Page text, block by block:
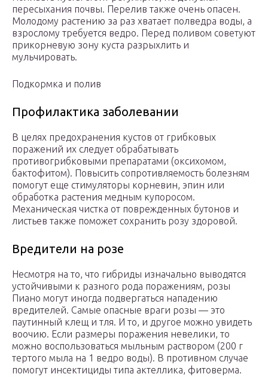
пересыхания почвы. Перелив также очень опасен.
Молодому растению за раз хватает полведра воды, а
взрослому требуется ведро. Перед поливом советуют
прикорневую зону куста разрыхлить и
мульчировать.
Подкормка и полив
Профилактика заболевании
В целях предохранения кустов от грибковых
поражений их следует обрабатывать
противогрибковыми препаратами (оксихомом,
бактофитом). Повысить сопротивляемость болезням
помогут еще стимуляторы корневин, эпин или
обработка растения медным купоросом.
Механическая чистка от поврежденных бутонов и
листьев также поможет сохранить розу здоровой.
Вредители на розе
Несмотря на то, что гибриды изначально выводятся
устойчивыми к разного рода поражениям, розы
Пиано могут иногда подвергаться нападению
вредителей. Самые опасные враги розы — это
паутинный клещ и тля. И то, и другое можно увидеть
воочию. Если размеры поражения невелики, то
можно воспользоваться мыльным раствором (200 г
тертого мыла на 1 ведро воды). В противном случае
помогут инсектициды типа актеллика, фитоверма.